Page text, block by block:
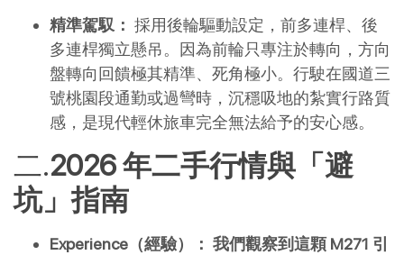
精準駕馭： 採用後輪驅動設定，前多連桿、後
多連桿獨立懸吊。因為前輪只專注於轉向，方向
盤轉向回饋極其精準、死角極小。行駛在國道三
號桃園段通勤或過彎時，沉穩吸地的紮實行路質
感，是現代輕休旅車完全無法給予的安心感。
2026 年二手行情與「避
坑」指南
Experience（經驗）： 我們觀察到這顆 M271 引